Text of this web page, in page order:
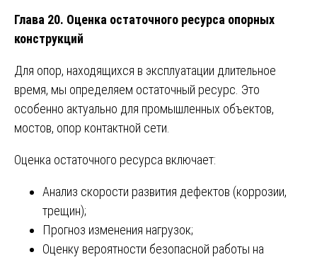
Глава 20. Оценка остаточного ресурса опорных
конструкций
Для опор, находящихся в эксплуатации длительное
время, мы определяем остаточный ресурс. Это
особенно актуально для промышленных объектов,
мостов, опор контактной сети.
Оценка остаточного ресурса включает:
Анализ скорости развития дефектов (коррозии,
трещин);
Прогноз изменения нагрузок;
Оценку вероятности безопасной работы на